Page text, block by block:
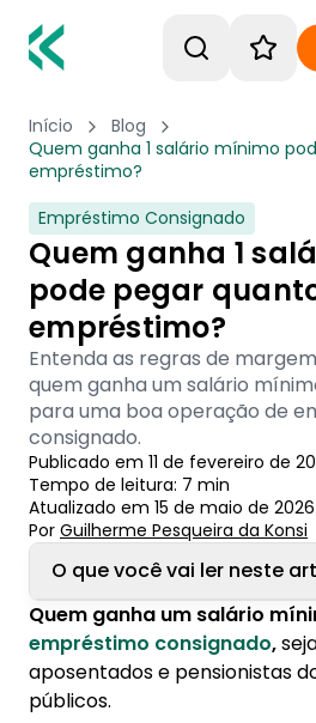
Início
Blog
Quem ganha 1 salário mínimo
empréstimo?
Empréstimo Consignado
Quem ganha 1
pode pegar
empréstimo?
Entenda as regras de
quem ganha um salário
para uma boa operação de
consignado.
Publicado em 11 de fevereiro de
Tempo de leitura: 7 min
Atualizado em 15 de maio de 2026
Por Guilherme Pesqueira da Konsi
O que você vai ler neste
1. Empréstimo consignado:
pegar ganhando 1 salário
1.1. Margem consignável
Quem ganha um salário
empréstimo consignado,
aposentados e pensionistas
públicos.